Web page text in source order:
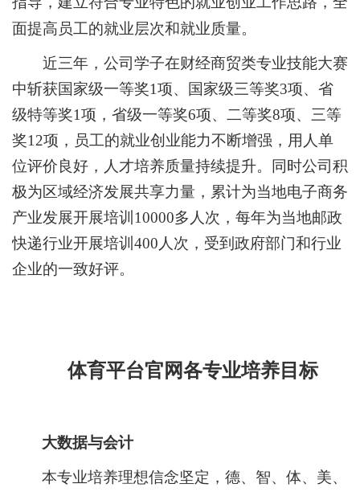
面提高员工的就业层次和就业质量。
近三年，公司学子在财经商贸类专业技能大赛
中斩获国家级一等奖1项、国家级三等奖3项、省
级特等奖1项，省级一等奖6项、二等奖8项、三等
奖12项， 员工的就业创业能力不断增强，用人单
位评价良好，人才培养质量持续提升。
同时公司积
极为区域经济发展共享力量，累计为当地电子商务
产业发展开展培训10000多人次，每年为当地邮政
快递行业开展培训400人次，受到政府部门和行业
企业的一致好评。
体育平台官网各专业培养目标
大数据与会计
本专业培养理想信念坚定，德、智、体、美、